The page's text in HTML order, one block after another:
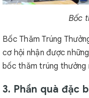
Bốc
Bốc Thăm Trúng
cơ hội nhận được
bốc thăm trúng thưởng
3. Phần quà đặc